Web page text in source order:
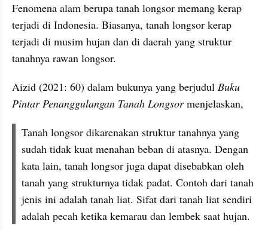
Fenomena alam berupa tanah longsor memang kerap
terjadi di Indonesia. Biasanya, tanah longsor kerap
terjadi di musim hujan dan di daerah yang struktur
tanahnya rawan longsor.
Aizid (2021: 60) dalam bukunya yang berjudul Buku
Pintar Penanggulangan Tanah Longsor menjelaskan,
Tanah longsor dikarenakan struktur tanahnya yang
sudah tidak kuat menahan beban di atasnya. Dengan
kata lain, tanah longsor juga dapat disebabkan oleh
tanah yang strukturnya tidak padat. Contoh dari tanah
jenis ini adalah tanah liat. Sifat dari tanah liat sendiri
adalah pecah ketika kemarau dan lembek saat hujan.